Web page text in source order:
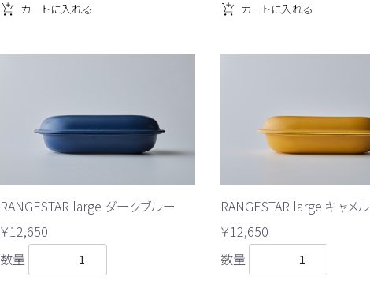
カートに入れる カートに入れる
RANGESTAR large ダークブルー
￥12,650
数量
RANGESTAR large キャメル
￥12,650
数量